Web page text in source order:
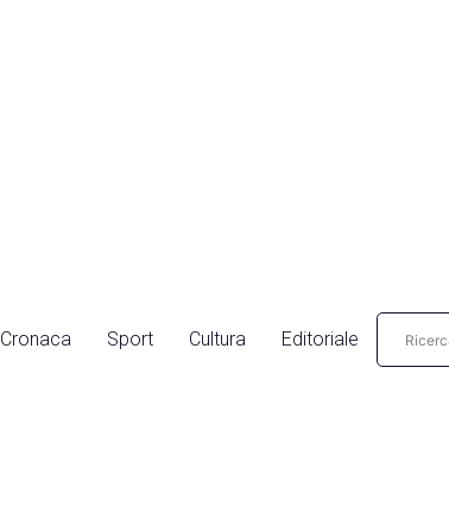
Cronaca Sport Cultura Editoriale